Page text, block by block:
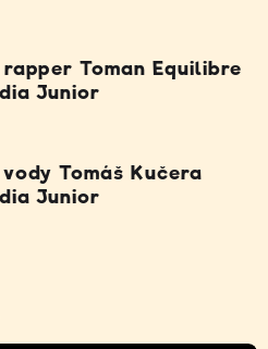
Toman Equilibre
Junior
Tomáš Kučera
Junior